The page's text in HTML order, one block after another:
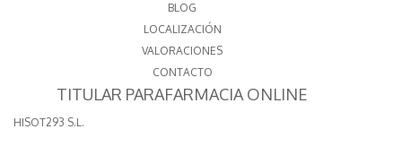
BLOG
LOCALIZACIÓN
VALORACIONES
CONTACTO
TITULAR PARAFARMACIA ONLINE
HISOT293 S.L.